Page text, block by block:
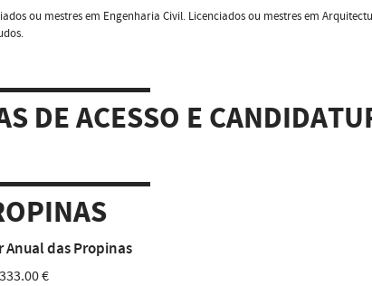
ou mestres em Engenharia Civil. Licenciados ou mestres em
DE ACESSO E
Anual das Propinas
€